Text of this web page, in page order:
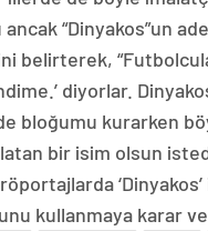
“Dinyakos”un
belirterek,
diyorlar.
bloğumu kurarken
bir isim olsun
kullanmaya karar